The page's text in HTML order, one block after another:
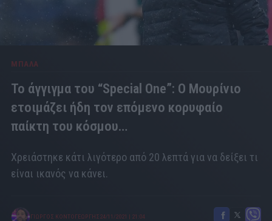
ΜΠΑΛΑ
Το άγγιγμα του “Special One”: Ο Μουρίνιο
ετοιμάζει ήδη τον επόμενο κορυφαίο
παίκτη του κόσμου…
Χρειάστηκε κάτι λιγότερο από 20 λεπτά για να δείξει τι
είναι ικανός να κάνει.
ΓΙΩΡΓΟΣ ΚΟΝΤΟΓΕΩΡΓΗΣ 24/11/2021 21:04